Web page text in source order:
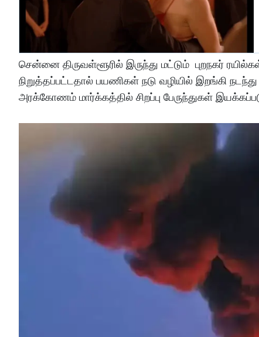
சென்னை திருவள்ளூரில் இருந்து மட்டும் புறநகர்
நிறுத்தப்பட்டதால் பயணிகள் நடு வழியில் இறங்கி
அரக்கோணம் மார்க்கத்தில் சிறப்பு பேருந்துகள்